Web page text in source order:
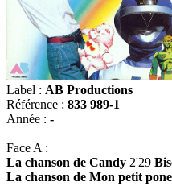
Label : AB Productions
Référence : 833 989-1
Année : -
Face A :
La chanson de Candy 2'29
La chanson de Mon petit